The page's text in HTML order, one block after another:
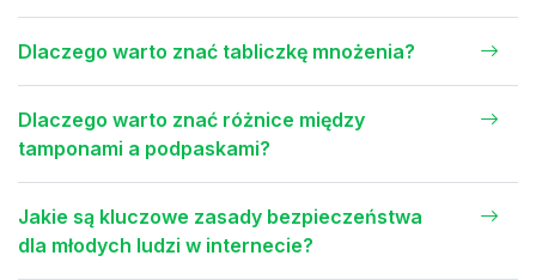
Dlaczego warto znać tabliczkę mnożenia?
Dlaczego warto znać różnice między
tamponami a podpaskami?
Jakie są kluczowe zasady bezpieczeństwa
dla młodych ludzi w internecie?